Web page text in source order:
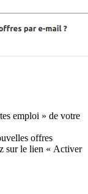
emploi » de votre
offres
sur le lien « Activer